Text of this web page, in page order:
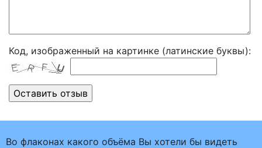
Код, изображенный на картинке (латинские буквы):
Во флаконах какого объёма Вы хотели бы видеть